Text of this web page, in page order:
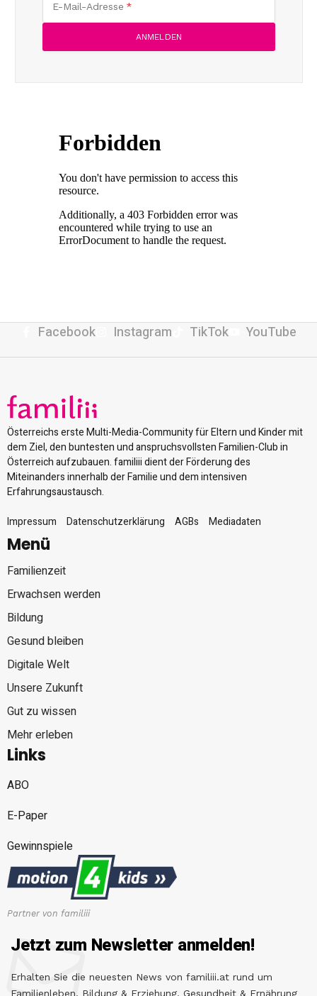
E-Mail-Adresse
Facebook Instagram TikTok YouTube
Österreichs erste Multi-Media-Community für Eltern und Kinder mit
dem Ziel, den buntesten und anspruchsvollsten Familien-Club in
Österreich aufzubauen. familiii dient der Förderung des
Miteinanders innerhalb der Familie und dem intensiven
Erfahrungsaustausch.
Impressum
Datenschutzerklärung AGBs Mediadaten
Menü
Familienzeit
Erwachsen werden
Bildung
Gesund bleiben
Digitale Welt
Unsere Zukunft
Gut zu wissen
Mehr erleben
Links
ABO
E-Paper
Gewinnspiele
Partner von familiii
Jetzt zum Newsletter anmelden!
Erhalten Sie die neuesten News von familiii.at rund um
Familienleben, Bildung & Erziehung, Gesundheit & Ernährung